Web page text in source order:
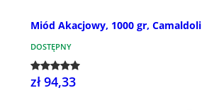
Miód Akacjowy, 1000 gr, Camaldoli
DOSTĘPNY
zł 94,33